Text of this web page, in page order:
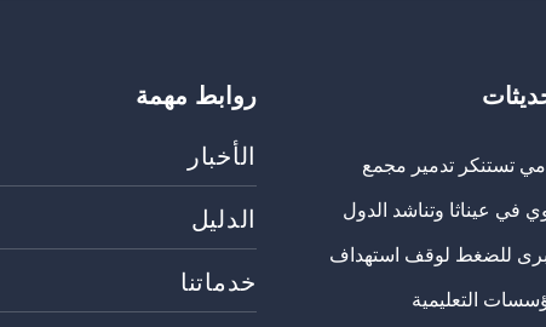
تستنكر تدمير مجمع
في عيناثا وتناشد الدول
للضغط لوقف استهداف
التعليمية
روابط مهمة
الأخبار
الدليل
خدماتنا